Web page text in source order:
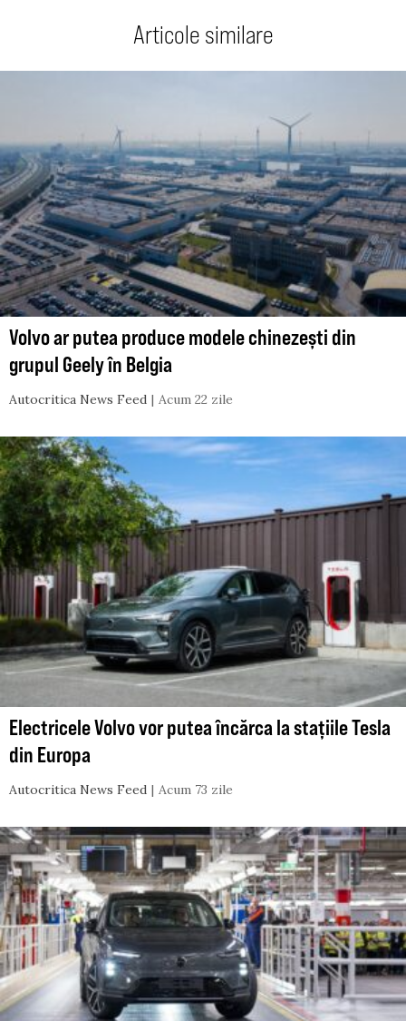
Articole similare
Volvo ar putea produce modele chinezești din
grupul Geely în Belgia
Autocritica News Feed Acum 22 zile
Electricele Volvo vor putea încărca la stațiile Tesla
din Europa
Autocritica News Feed Acum 73 zile